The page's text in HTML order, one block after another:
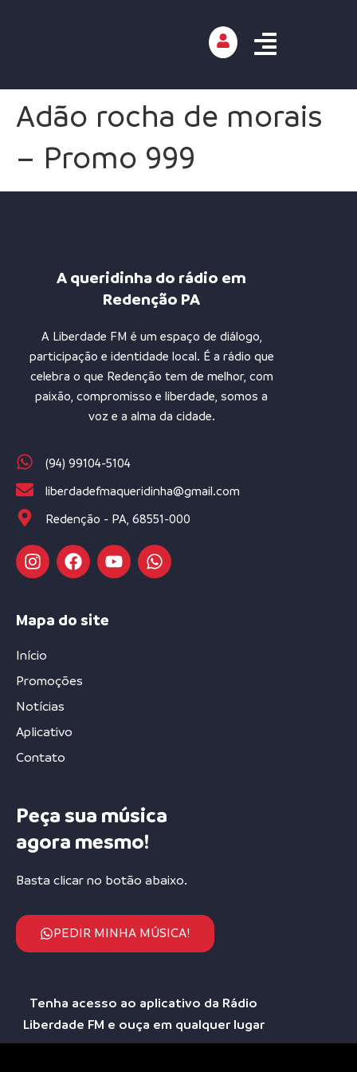
Adão rocha de morais
– Promo 999
A queridinha do rádio em
Redenção PA
A Liberdade FM é um espaço de diálogo,
participação e identidade local. É a rádio que
celebra o que Redenção tem de melhor, com
paixão, compromisso e liberdade, somos a
voz e a alma da cidade.
(94) 99104-5104
liberdadefmaqueridinha@gmail.com
Redenção - PA, 68551-000
Mapa do site
Início
Promoções
Notícias
Aplicativo
Contato
Peça sua música
agora mesmo!
Basta clicar no botão abaixo.
PEDIR MINHA MÚSICA!
Tenha acesso ao aplicativo da Rádio
Liberdade FM e ouça em qualquer lugar